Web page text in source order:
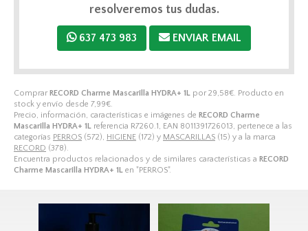
Comprar RECORD Charme Mascarilla HYDRA+ 1L por 29,58€ . Producto en
stock y envío desde 7,99€
Precio, información, características e imágenes de RECORD Charme
Mascarilla HYDRA+ 1L referencia R7260.1, EAN 8011391726013, pertenece a las
categorías PERROS (572), HIGIENE (172) y MASCARILLAS (15) y a la marca
RECORD (378).
Encuentra productos relacionados y de similares características a RECORD
Charme Mascarilla HYDRA+ 1L en "PERROS".
resolveremos tus dudas.
637 473 983 ENVIAR EMAIL